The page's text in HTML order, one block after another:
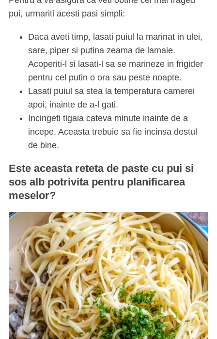
pui, urmariti acesti pasi simpli:
Daca aveti timp, lasati puiul la marinat in ulei,
sare, piper si putina zeama de lamaie.
Acoperiti-l si lasati-l sa se marineze in frigider
pentru cel putin o ora sau peste noapte.
Lasati puiul sa stea la temperatura camerei
apoi, inainte de a-l gati.
Incingeti tigaia cateva minute inainte de a
incepe. Aceasta trebuie sa fie incinsa destul
de bine.
Este aceasta reteta de paste cu pui si
sos alb potrivita pentru planificarea
meselor?